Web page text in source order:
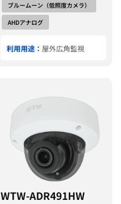
ブルームーン（低照度カメラ）
AHDアナログ
利用用途： 屋外広角監視
WTW-ADR491HW